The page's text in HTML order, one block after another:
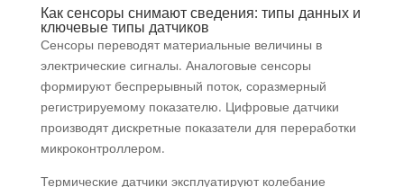
Как сенсоры снимают сведения: типы данных и
ключевые типы датчиков
Сенсоры переводят материальные величины в
электрические сигналы. Аналоговые сенсоры
формируют беспрерывный поток, соразмерный
регистрируемому показателю. Цифровые датчики
производят дискретные показатели для переработки
микроконтроллером.
Термические датчики эксплуатируют колебание